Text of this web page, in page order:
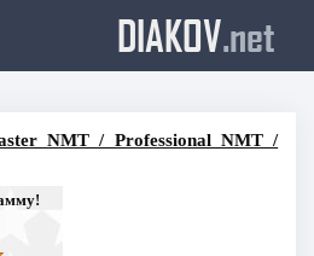
DIAKOV.net
NMT / Professional NMT /